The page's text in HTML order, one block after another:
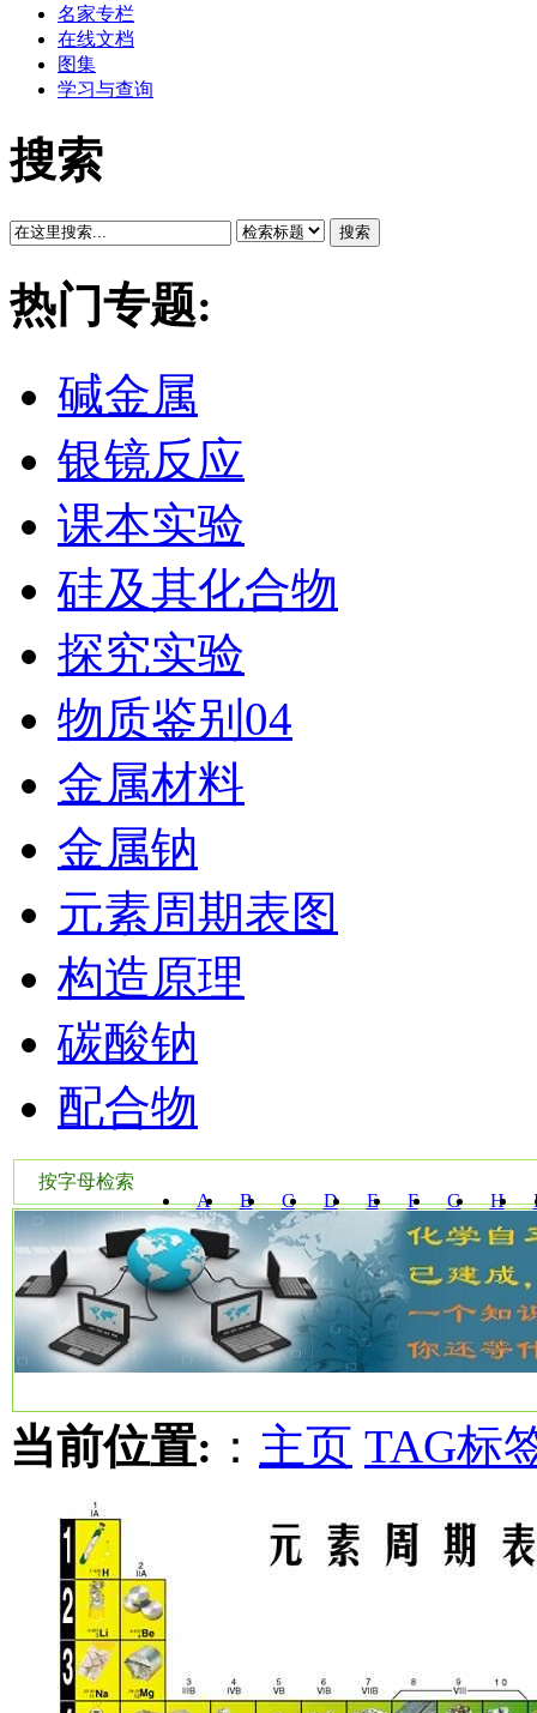
名家专栏
在线文档
图集
学习与查询
搜索
搜索
热门专题:
碱金属
银镜反应
课本实验
硅及其化合物
探究实验
物质鉴别04
金属材料
金属钠
元素周期表图
构造原理
碳酸钠
配合物
按字母检索
A
B C D E F G H
W Y
当前位置: ： 主页 TAG标